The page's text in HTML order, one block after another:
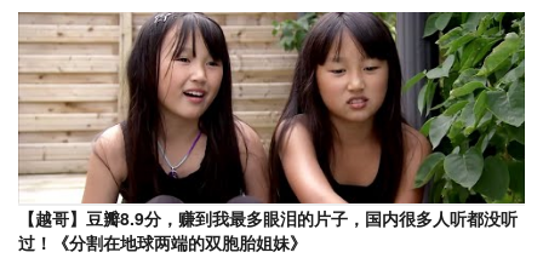
【越哥】豆瓣8.9分，赚到我最多眼泪的片子，国内很多人听都没听
过！《分割在地球两端的双胞胎姐妹》